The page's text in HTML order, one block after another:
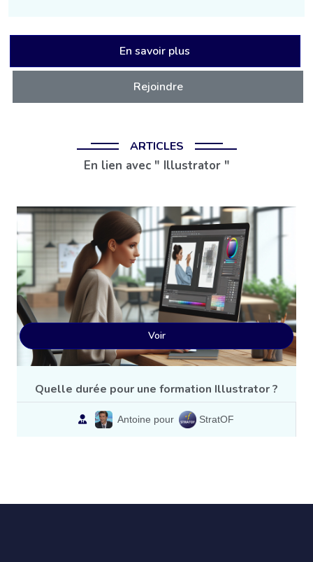
En savoir plus
Rejoindre
ARTICLES
En lien avec " Illustrator "
Voir
Quelle durée pour une formation Illustrator ?
Antoine pour StratOF